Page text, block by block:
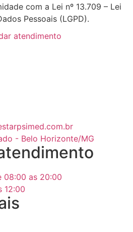
com a Lei nº 13.709 – Lei
Pessoais (LGPD).
atendimento
- Belo Horizonte/MG
08:00 as 20:00
12:00